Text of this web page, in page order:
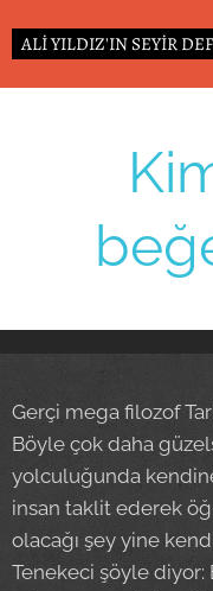
ALİ YILDIZ'IN SEYİR
Gerçi mega filozof
Böyle çok daha
yolculuğunda
insan taklit ederek
olacağı şey yine
Tenekeci şöyle diyor: